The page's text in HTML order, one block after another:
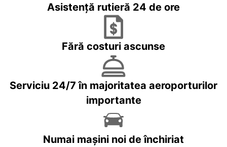
Asistență rutieră 24 de ore
Fără costuri ascunse
Serviciu 24/7 în majoritatea aeroporturilor
importante
Numai mașini noi de închiriat